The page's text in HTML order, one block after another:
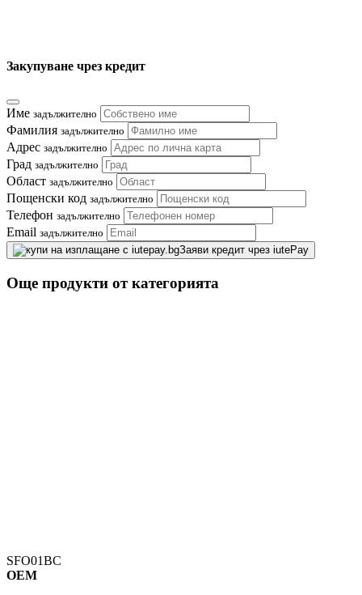
Закупуване чрез кредит
Име задължително
Фамилия задължително
Адрес задължително
Град задължително
Област задължително
Пощенски код задължително
Телефон задължително
Email задължително
Заяви кредит чрез iutePay
Още продукти от категорията
SFO01BC
OEM